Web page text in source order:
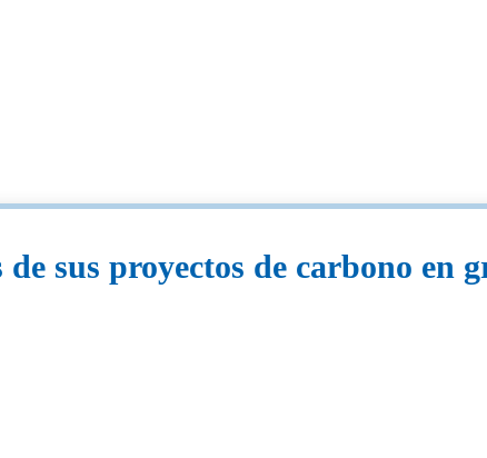
sus proyectos de carbono en